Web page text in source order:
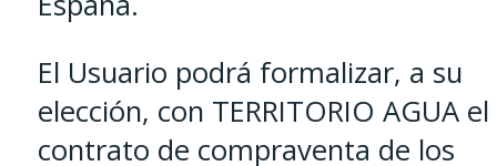
El Usuario podrá formalizar, a su
elección, con TERRITORIO AGUA el
contrato de compraventa de los